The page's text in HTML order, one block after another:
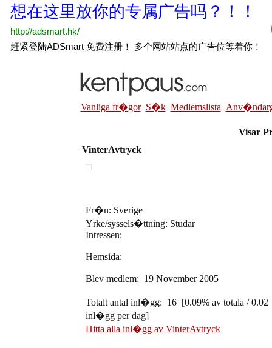
Vanliga fr�gor S�k Medlemslista
Visar
VinterAvtryck
Fr�n: Sverige
Yrke/syssels�ttning: Studar
Intressen:
Hemsida:
Blev medlem: 19 November 2005
Totalt antal inl�gg: 16 [0.09% av totala / 0.02
inl�gg per dag]
Hitta alla inl�gg av VinterAvtryck